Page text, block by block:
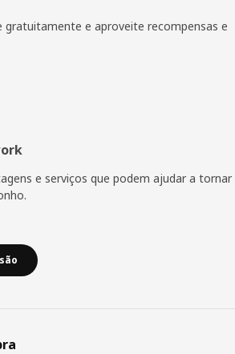
gratuitamente e aproveite recompensas e
e serviços que podem ajudar a tornar